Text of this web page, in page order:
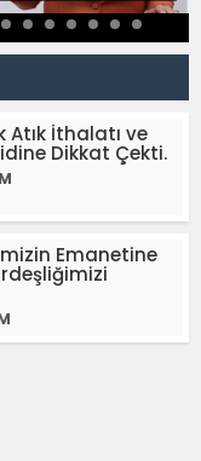
Atık İthalatı ve
Dikkat Çekti.
Emanetine